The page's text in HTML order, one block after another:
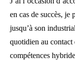
en cas de succès, je
jusqu’à son
quotidien au contact
compétences